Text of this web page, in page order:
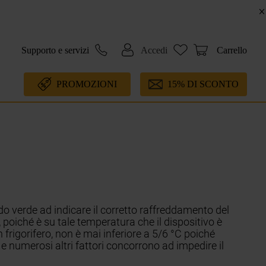
Supporto e servizi Accedi Carrello
PROMOZIONI 15% DI SCONTO
verde ad indicare il corretto raffreddamento del
è su tale temperatura che il dispositivo è
non è mai inferiore a 5/6 °C poiché
numerosi altri fattori concorrono ad impedire il